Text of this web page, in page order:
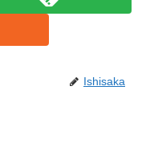
Ishisaka